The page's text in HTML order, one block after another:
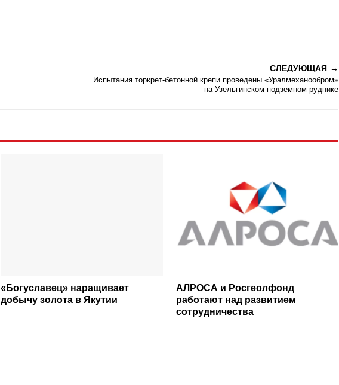
СЛЕДУЮЩАЯ
Испытания торкрет-бетонной крепи проведены «Уралмеханообром»
на Узельгинском подземном руднике
«Богуславец» наращивает
добычу золота в Якутии
АЛРОСА и Росгеолфонд
работают над развитием
сотрудничества